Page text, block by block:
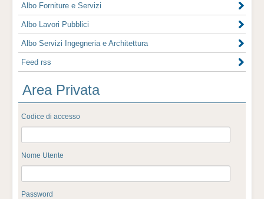
Albo Forniture e Servizi
Albo Lavori Pubblici
Albo Servizi Ingegneria e Architettura
Feed rss
Area Privata
Codice di accesso
Nome Utente
Password